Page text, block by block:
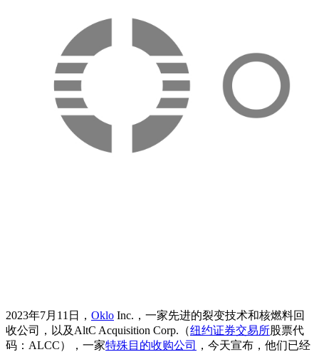
2023年7月11日， Oklo Inc.，一家先进的裂变技术和核燃料回
收公司，以及AltC Acquisition Corp.（纽约证券交易所股票代
码：ALCC），一家特殊目的收购公司
，今天宣布，他们已经